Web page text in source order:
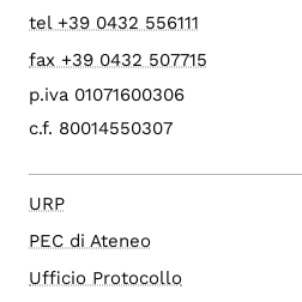
tel +39 0432 556111
fax +39 0432 507715
p.iva 01071600306
c.f. 80014550307
URP
PEC di Ateneo
Ufficio Protocollo